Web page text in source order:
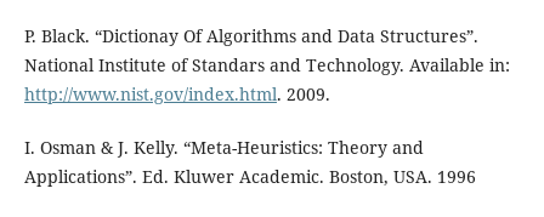
P. Black. “Dictionay Of Algorithms and Data Structures”.
National Institute of Standars and Technology. Available in:
http://www.nist.gov/index.html. 2009.
I. Osman & J. Kelly. “Meta-Heuristics: Theory and
Applications”. Ed. Kluwer Academic. Boston, USA. 1996